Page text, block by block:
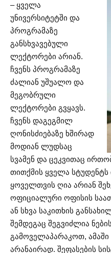
– ყველა
უნივერსიტეტში და
პროგრამაზე
განსხვავებული
ლექტორები არიან.
ჩვენს პროგრამაზე
ძალიან უშუალო და
მეგობრული
ლექტორები გვყავს.
ჩვენს დაგეგმილ
ღონისძიებაზე ხშირად
მოდიან ლუდსაც
სვამენ და ცეკვითაც
თითქმის ყველა
ყოველთვის ღია არიან
ოფიციალური ოფისის
ან სხვა საკითხის
შემდეგაც შეგვიძლია
გამოველაპარაკოთ,
არანაირად. შეფასების